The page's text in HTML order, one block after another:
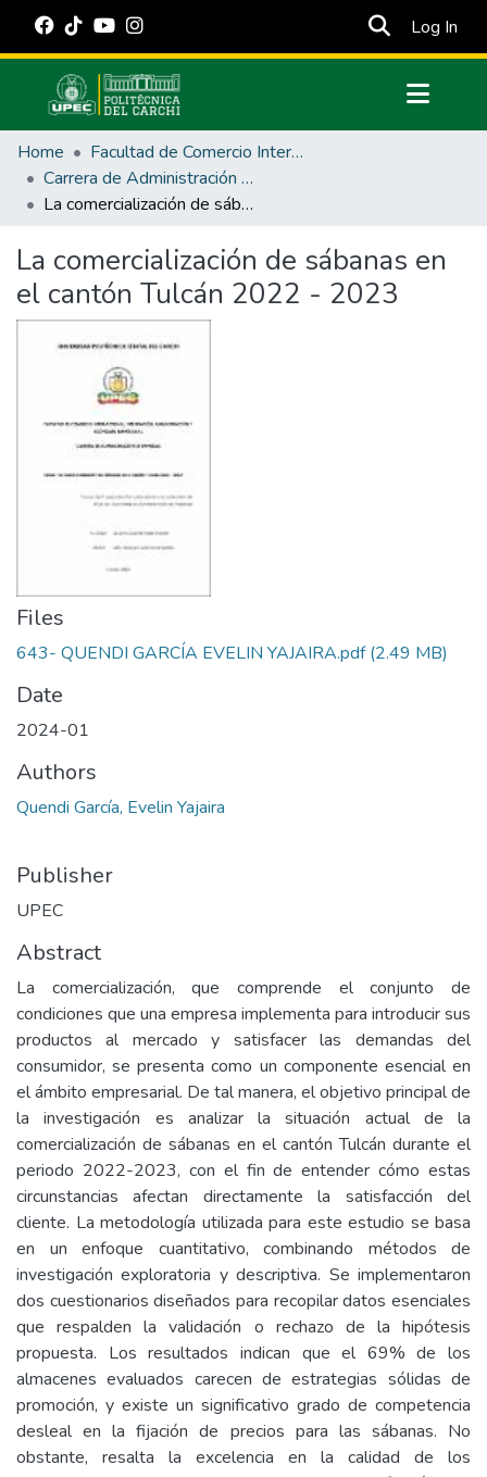
Log In
Communities & Collections
All of DSpace
Statistics
Estadísticas Externas
Manuales
Home
Facultad de Comercio Internacional, Integración, Administración y Economía Empresarial
Carrera de Administración de Empresas y Marketing
La comercialización de sábanas en el cantón Tulcán 2022 - 2023
La comercialización de sábanas en
el cantón Tulcán 2022 - 2023
Files
643- QUENDI GARCÍA EVELIN YAJAIRA.pdf(2.49 MB)
Date
2024-01
Authors
Quendi García, Evelin Yajaira
Publisher
UPEC
Abstract
La comercialización, que comprende el conjunto de
condiciones que una empresa implementa para introducir sus
productos al mercado y satisfacer las demandas del
consumidor, se presenta como un componente esencial en
el ámbito empresarial. De tal manera, el objetivo principal de
la investigación es analizar la situación actual de la
comercialización de sábanas en el cantón Tulcán durante el
periodo 2022-2023, con el fin de entender cómo estas
circunstancias afectan directamente la satisfacción del
cliente. La metodología utilizada para este estudio se basa
en un enfoque cuantitativo, combinando métodos de
investigación exploratoria y descriptiva. Se implementaron
dos cuestionarios diseñados para recopilar datos esenciales
que respalden la validación o rechazo de la hipótesis
propuesta. Los resultados indican que el 69% de los
almacenes evaluados carecen de estrategias sólidas de
promoción, y existe un significativo grado de competencia
desleal en la fijación de precios para las sábanas. No
obstante, resalta la excelencia en la calidad de los